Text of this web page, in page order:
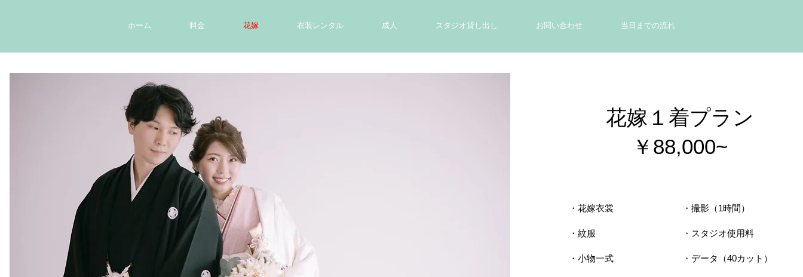
ホーム 料金 花嫁 衣装レンタル 成人 スタジオ貸し出し お問い合わせ 当日までの流れ
​花嫁１着プラン
​￥88,000~
・花嫁衣裳
・紋服
・小物一式
・撮影（1時間）
・スタジオ使用料
​・データ（40カット）